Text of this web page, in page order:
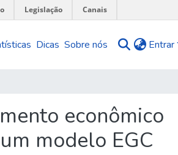
Legislação Canais
Dicas Sobre nós Entrar
econômico
modelo EGC